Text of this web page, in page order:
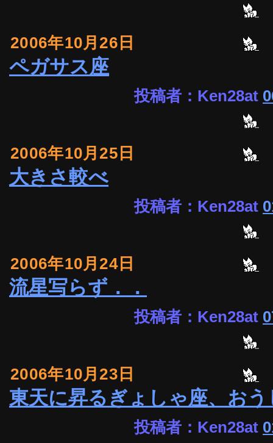
2006年10月26日
ペガサス座
投稿者：Ken28at
2006年10月25日
大きさ較べ
投稿者：Ken28at
2006年10月24日
流星写らず．．
投稿者：Ken28at
2006年10月23日
東天に昇るぎょしゃ座、おう
投稿者：Ken28at